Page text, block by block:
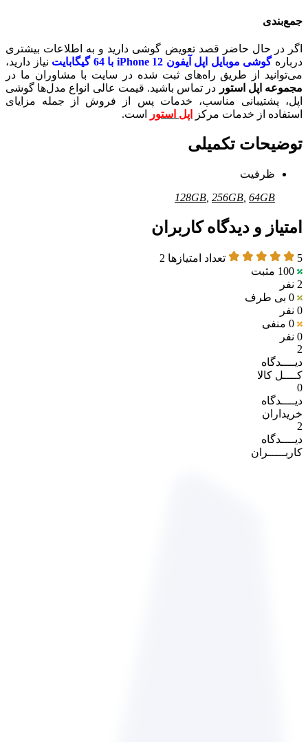
جمع‌بندی
اگر در حال حاضر قصد تعویض گوشی دارید و به اطلاعات بیشتری
دربارهگوشی موبایل اپل آیفون iPhone 12 با 64 گیگابایت
نیاز دارید،
می‌توانید از طریق راه‌های ثبت شده در سایت با مشاوران ما در
مجموعه اپل استور در تماس باشید. قیمت عالی انواع مدل‌ها گوشی
اپل، پشتیبانی مناسب، خدمات پس از فروش از جمله مزایای
استفاده از خدمات مرکز
اپل استور است.
توضیحات تکمیلی
ظرفیت
128GB 256GB 64GB
امتیاز و دیدگاه کاربران
5 تعداد امتیازها 2
100 مثبت
2 نفر
0 بی طرف
0 نفر
0 منفی
0 نفر
2
دیــــدگاه
کــــل کالا
0
دیــــدگاه
خریداران
2
دیــــدگاه
کاربـــــران